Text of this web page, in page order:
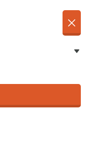
English
Menu